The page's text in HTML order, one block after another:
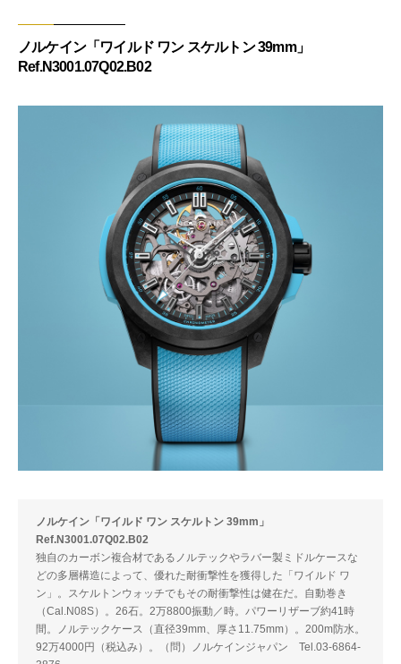
ノルケイン「ワイルド ワン スケルトン 39mm」
Ref.N3001.07Q02.B02
ノルケイン「ワイルド ワン スケルトン 39mm」
Ref.N3001.07Q02.B02
独自のカーボン複合材であるノルテックやラバー製ミドルケースな
どの多層構造によって、優れた耐衝撃性を獲得した「ワイルド ワ
ン」。スケルトンウォッチでもその耐衝撃性は健在だ。自動巻き
（Cal.N08S）。26石。2万8800振動／時。パワーリザーブ約41時
間。ノルテックケース（直径39mm、厚さ11.75mm）。200m防水。
92万4000円（税込み）。（問）ノルケインジャパン Tel.03-6864-